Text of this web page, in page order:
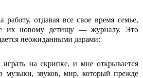
отдавая все свое время семье,
их новому детищу ― журналу. Это
неожиданными дарами:
на скрипке, и мне открывается
звуков, мир, который прежде